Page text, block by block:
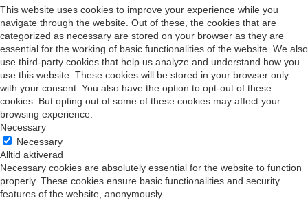
This website uses cookies to improve your experience while you
navigate through the website. Out of these, the cookies that are
categorized as necessary are stored on your browser as they are
essential for the working of basic functionalities of the website. We also
use third-party cookies that help us analyze and understand how you
use this website. These cookies will be stored in your browser only
with your consent. You also have the option to opt-out of these
cookies. But opting out of some of these cookies may affect your
browsing experience.
Necessary
Necessary
Alltid aktiverad
Necessary cookies are absolutely essential for the website to function
properly. These cookies ensure basic functionalities and security
features of the website, anonymously.